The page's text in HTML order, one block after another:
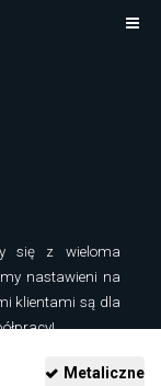
się z wieloma
nastawieni na
klientami są dla
Metaliczne